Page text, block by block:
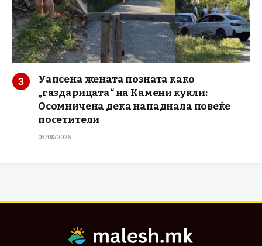
Уапсена жената позната како
„газдарицата“ на Камени кукли:
Осомничена дека нападнала повеќе
посетители
03/08/2026